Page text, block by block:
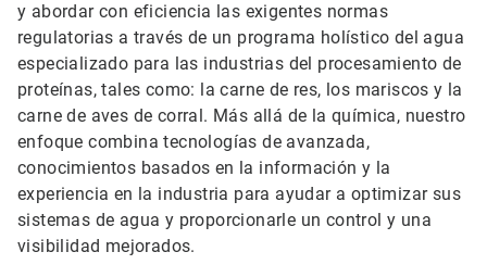
y abordar con eficiencia las exigentes normas
regulatorias a través de un programa holístico del agua
especializado para las industrias del procesamiento de
proteínas, tales como: la carne de res, los mariscos y la
carne de aves de corral. Más allá de la química, nuestro
enfoque combina tecnologías de avanzada,
conocimientos basados en la información y la
experiencia en la industria para ayudar a optimizar sus
sistemas de agua y proporcionarle un control y una
visibilidad mejorados.